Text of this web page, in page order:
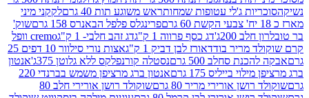
ג'לי עטופות שמחותראש משוגע תות 40 גרם
לקקני מיני
פרינגלס פלפל הבאנרס 158 גרם
שוק'
200ג'
דג כסף פרווה 1 ק"ג דג זהב חלבי- 1 ק"ג
cremo וופל
מריר בודדאורז לבן דביק 1 ק"ג
אצות נורי סילוור 10 דפים 25
סחלב 500 גרם
נסטלה קורנפלקס ללא גלוטן 375ג'
אנטון
בייליס 175 גרם
אנטון ברג מרציפן משמש בברנדי 220
אורירי מריר 80 גרם
שוקולד רושן אורירי חלב 80